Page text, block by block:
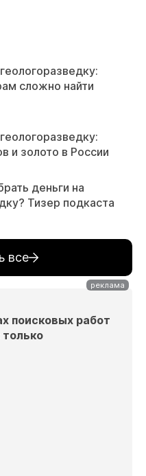
сложно найти
и золото в России
деньги на
Тизер подкаста
все
поисковых работ